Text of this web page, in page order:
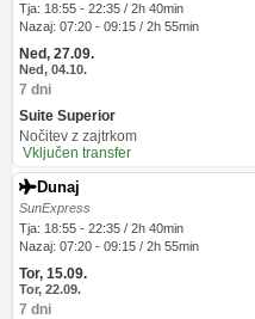
Tja: 18:55 - 22:35 / 2h 40min
Nazaj: 07:20 - 09:15 / 2h 55min
Ned, 27.09.
Ned, 04.10.
7 dni
Suite Superior
Nočitev z zajtrkom
Vključen transfer
Dunaj
SunExpress
Tja: 18:55 - 22:35 / 2h 40min
Nazaj: 07:20 - 09:15 / 2h 55min
Tor, 15.09.
Tor, 22.09.
7 dni